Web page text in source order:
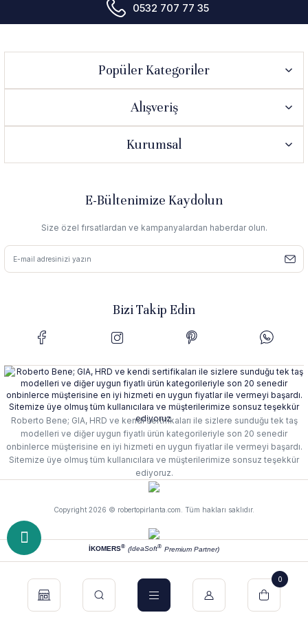
0532 707 77 35
Popüler Kategoriler
Alışveriş
Kurumsal
E-Bültenimize Kaydolun
Size özel fırsatlardan ve kampanyalardan haberdar olun.
Bizi Takip Edin
Roberto Bene; GIA, HRD ve kendi sertifikaları ile sizlere sunduğu tek taş
modelleri ve diğer uygun fiyatlı ürün kategorileriyle son 20 senedir
onbinlerce müşterisine en iyi hizmeti en uygun fiyatlar ile vermeyi başardı.
Sitemize üye olmuş tüm kullanıcılara ve müşterilerimize sonsuz teşekkür
ediyoruz.
Copyright 2026 © robertopirlanta.com. Tüm hakları saklıdır.
0
İKOMERS® (IdeaSoft® Premium Partner)